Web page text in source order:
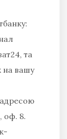
та
на вашу
оф. 8.